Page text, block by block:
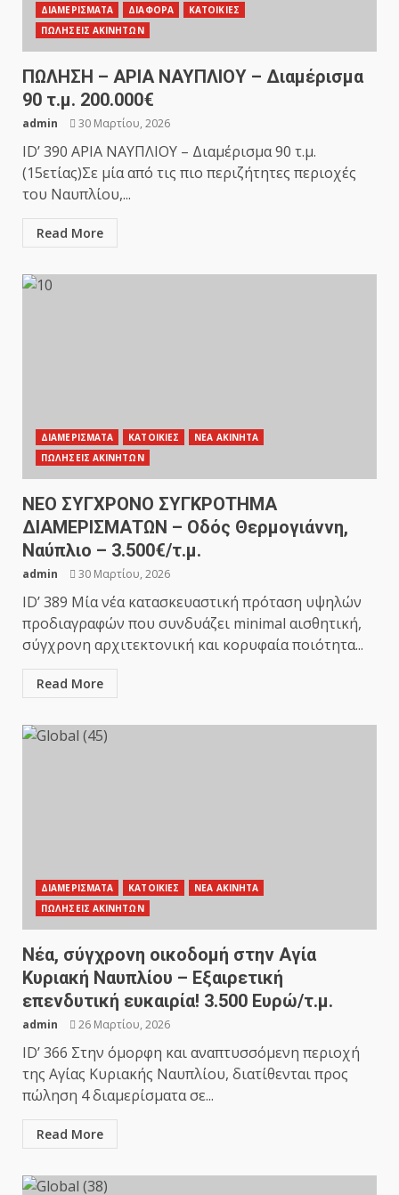
ΔΙΑΜΕΡΙΣΜΑΤΑ ΔΙΑΦΟΡΑ
ΚΑΤΟΙΚΙΕΣ
ΠΩΛΗΣΕΙΣ ΑΚΙΝΗΤΩΝ
ΠΩΛΗΣΗ – ΑΡΙΑ ΝΑΥΠΛΙΟΥ – Διαμέρισμα
90 τ.μ. 200.000€
admin 30 Μαρτίου, 2026
ID’ 390 ΑΡΙΑ ΝΑΥΠΛΙΟΥ – Διαμέρισμα 90 τ.μ.
(15ετίας)Σε μία από τις πιο περιζήτητες περιοχές
του Ναυπλίου,...
Read More
ΔΙΑΜΕΡΙΣΜΑΤΑ ΚΑΤΟΙΚΙΕΣ
ΝΕΑ ΑΚΙΝΗΤΑ
ΠΩΛΗΣΕΙΣ ΑΚΙΝΗΤΩΝ
ΝΕΟ ΣΥΓΧΡΟΝΟ ΣΥΓΚΡΟΤΗΜΑ
ΔΙΑΜΕΡΙΣΜΑΤΩΝ – Οδός Θερμογιάννη,
Ναύπλιο – 3.500€/τ.μ.
admin 30 Μαρτίου, 2026
ID’ 389 Μία νέα κατασκευαστική πρόταση υψηλών
προδιαγραφών που συνδυάζει minimal αισθητική,
σύγχρονη αρχιτεκτονική και κορυφαία ποιότητα...
Read More
ΔΙΑΜΕΡΙΣΜΑΤΑ ΚΑΤΟΙΚΙΕΣ
ΝΕΑ ΑΚΙΝΗΤΑ
ΠΩΛΗΣΕΙΣ ΑΚΙΝΗΤΩΝ
Νέα, σύγχρονη οικοδομή στην Αγία
Κυριακή Ναυπλίου – Εξαιρετική
επενδυτική ευκαιρία! 3.500 Eυρώ/τ.μ.
admin 26 Μαρτίου, 2026
ID’ 366 Στην όμορφη και αναπτυσσόμενη περιοχή
της Αγίας Κυριακής Ναυπλίου, διατίθενται προς
πώληση 4 διαμερίσματα σε...
Read More